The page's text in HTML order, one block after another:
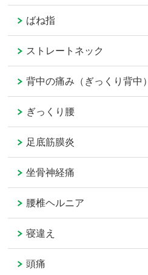
ばね指
ストレートネック
背中の痛み（ぎっくり背中）
ぎっくり腰
足底筋膜炎
坐骨神経痛
腰椎ヘルニア
寝違え
頭痛